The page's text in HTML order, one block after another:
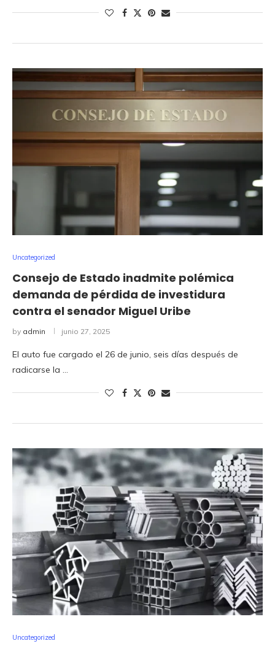
Uncategorized
Consejo de Estado inadmite polémica
demanda de pérdida de investidura
contra el senador Miguel Uribe
by admin junio 27, 2025
El auto fue cargado el 26 de junio, seis días después de
radicarse la …
Uncategorized